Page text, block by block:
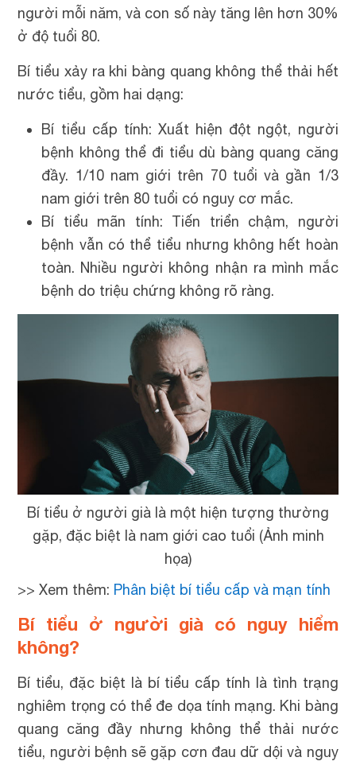
người mỗi năm, và con số này tăng lên hơn 30%
ở độ tuổi 80.
Bí tiểu xảy ra khi bàng quang không thể thải hết
nước tiểu, gồm hai dạng:
Bí tiểu cấp tính: Xuất hiện đột ngột, người
bệnh không thể đi tiểu dù bàng quang căng
đầy. 1/10 nam giới trên 70 tuổi và gần 1/3
nam giới trên 80 tuổi có nguy cơ mắc.
Bí tiểu mãn tính: Tiến triển chậm, người
bệnh vẫn có thể tiểu nhưng không hết hoàn
toàn. Nhiều người không nhận ra mình mắc
bệnh do triệu chứng không rõ ràng.
Bí tiểu ở người già là một hiện tượng thường
gặp, đặc biệt là nam giới cao tuổi (Ảnh minh
họa)
>> Xem thêm: Phân biệt bí tiểu cấp và mạn tính
Bí tiểu ở người già có nguy hiểm
không?
Bí tiểu, đặc biệt là bí tiểu cấp tính là tình trạng
nghiêm trọng có thể đe dọa tính mạng. Khi bàng
quang căng đầy nhưng không thể thải nước
tiểu, người bệnh sẽ gặp cơn đau dữ dội và nguy